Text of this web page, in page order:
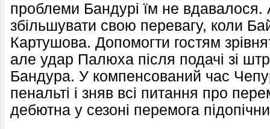
проблеми Бандурі їм не вдавалося.
збільшувати свою перевагу, коли
Картушова. Допомогти гостям
але удар Палюха після подачі зі
Бандура. У компенсований час
пенальті і зняв всі питання про
дебютна у сезоні перемога